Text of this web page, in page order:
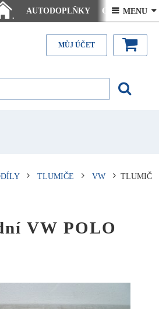
.
AUTODOPLŇKY Ceny doručení
Články - návody Kontakt
 MENU 
MŮJ ÚČET
TLUMIČE VW
TLUMIČ
VW POLO